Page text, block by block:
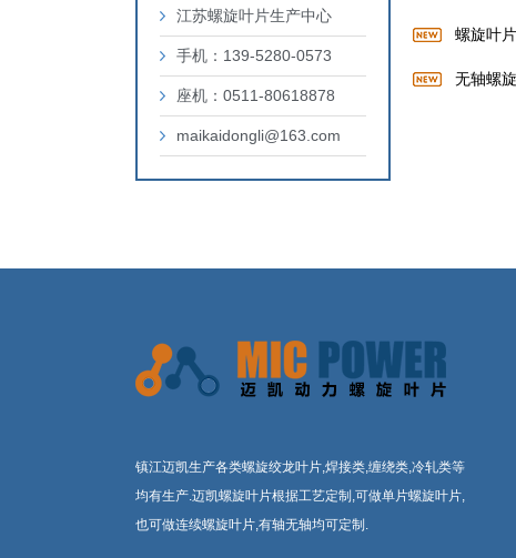
江苏螺旋叶片生产中心
手机：139-5280-0573
座机：0511-80618878
maikaidongli@163.com
螺旋叶
无轴螺
镇江迈凯生产各类螺旋绞龙叶片,焊接类,缠绕类,冷轧类等
均有生产.迈凯螺旋叶片根据工艺定制,可做单片螺旋叶片,
也可做连续螺旋叶片,有轴无轴均可定制.